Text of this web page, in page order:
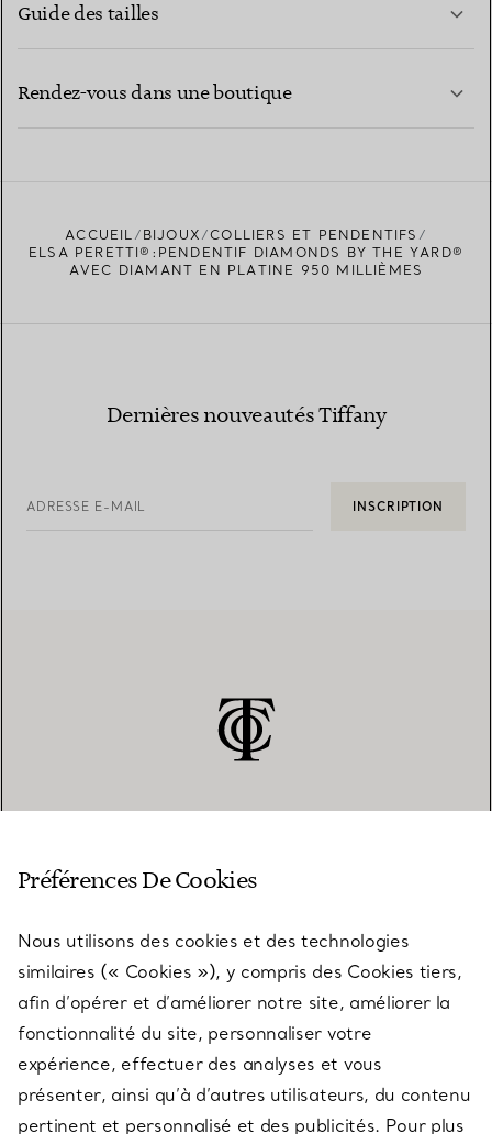
Guide des tailles
Rendez-vous dans une boutique
TROUVEZ LA BOUTIQUE LA PLUS PROCHE
ACCUEIL BIJOUX
COLLIERS ET PENDENTIFS
ELSA PERETTI®:PENDENTIF DIAMONDS BY THE YARD®
AVEC DIAMANT EN PLATINE 950 MILLIÈMES
Dernières nouveautés Tiffany
ADRESSE E-MAIL INSCRIPTION
SERVICES
À PROPOS
QUESTIONS LÉGALES
Préférences De Cookies
Nous utilisons des cookies et des technologies
similaires (« Cookies »), y compris des Cookies tiers,
afin d’opérer et d’améliorer notre site, améliorer la
fonctionnalité du site, personnaliser votre
expérience, effectuer des analyses et vous
présenter, ainsi qu’à d’autres utilisateurs, du contenu
pertinent et personnalisé et des publicités. Pour plus